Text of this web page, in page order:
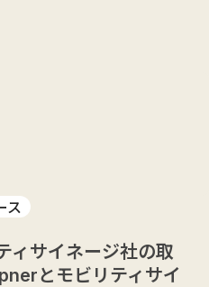
ス
ィサイネージ社の取
とモビリティサイ